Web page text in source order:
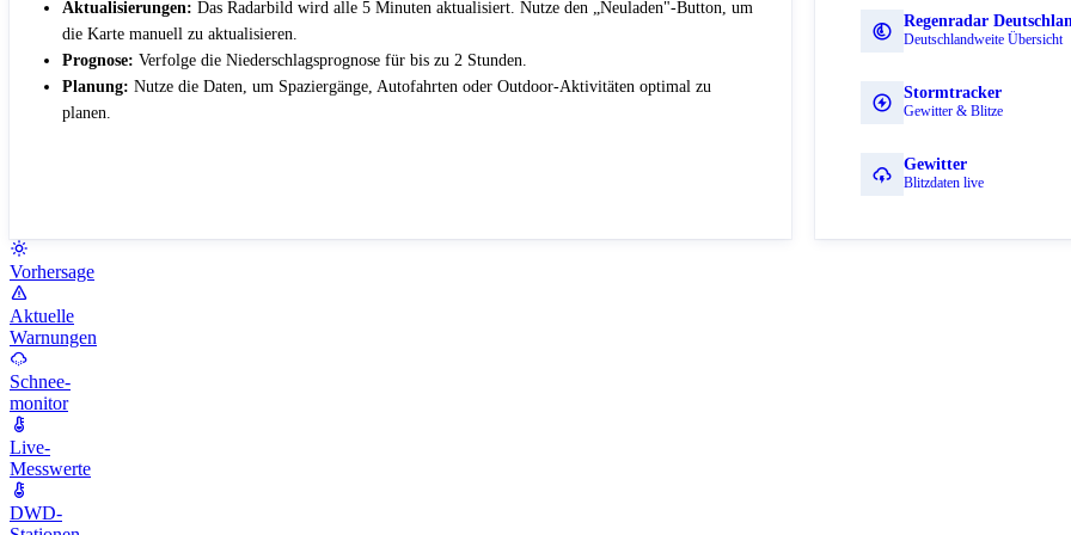
Aktualisierungen: Das Radarbild wird alle 5 Minuten aktualisiert. Nutze den „Neuladen"-Button, um
die Karte manuell zu aktualisieren.
Prognose: Verfolge die Niederschlagsprognose für bis zu 2 Stunden.
Planung: Nutze die Daten, um Spaziergänge, Autofahrten oder Outdoor-Aktivitäten optimal zu
planen.
Regenradar
Deutschlandweite Übersicht
Stormtracker
Gewitter & Blitze
Gewitter
Blitzdaten live
Vorhersage
Aktuelle
Warnungen
Schnee-
monitor
Live-
Messwerte
DWD-